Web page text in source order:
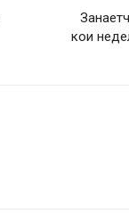
кои